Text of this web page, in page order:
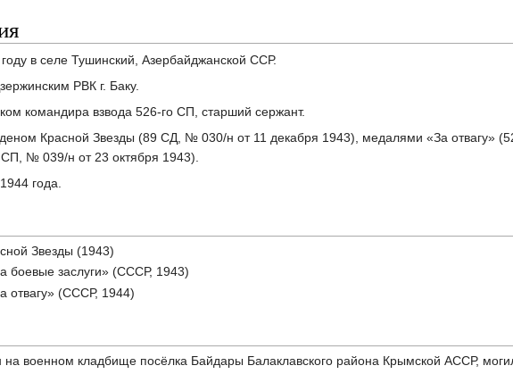
в селе Тушинский, Азербайджанской ССР.
РВК г. Баку.
командира взвода 526-го СП, старший сержант.
Красной Звезды (89 СД, № 030/н от 11 декабря 1943), медалями «За отвагу»
СП, № 039/н от 23 октября 1943).
года.
Звезды (1943)
боевые заслуги» (СССР, 1943)
отвагу» (СССР, 1944)
на военном кладбище посёлка Байдары Балаклавского района Крымской АССР,